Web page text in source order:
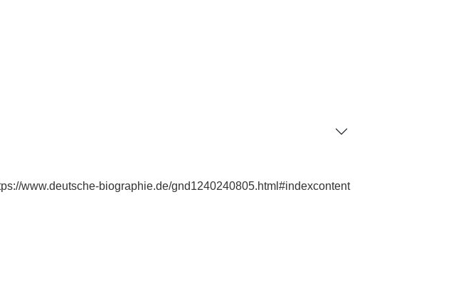
www.deutsche-biographie.de/gnd1240240805.html#indexcontent